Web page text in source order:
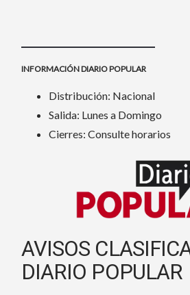
INFORMACIÓN DIARIO POPULAR
Distribución: Nacional
Salida: Lunes a Domingo
Cierres: Consulte horarios
AVISOS
DIARIO POPULAR